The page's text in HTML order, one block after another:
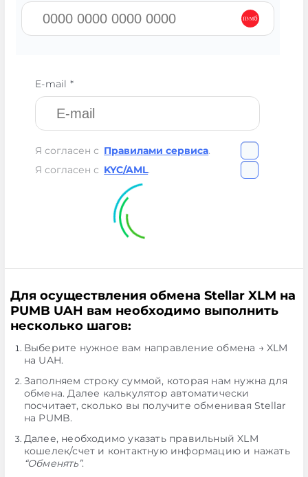
E-mail *
Я согласен с Правилами сервиса.
Я согласен с KYC/AML.
Для осуществления обмена Stellar XLM на
PUMB UAH вам необходимо выполнить
несколько шагов:
Выберите нужное вам направление обмена → XLM
на UAH.
Заполняем строку суммой, которая нам нужна для
обмена. Далее калькулятор автоматически
посчитает, сколько вы получите обменивая Stellar
на PUMB.
Далее, необходимо указать правильный XLM
кошелек/счет и контактную информацию и нажать
“Обменять”.